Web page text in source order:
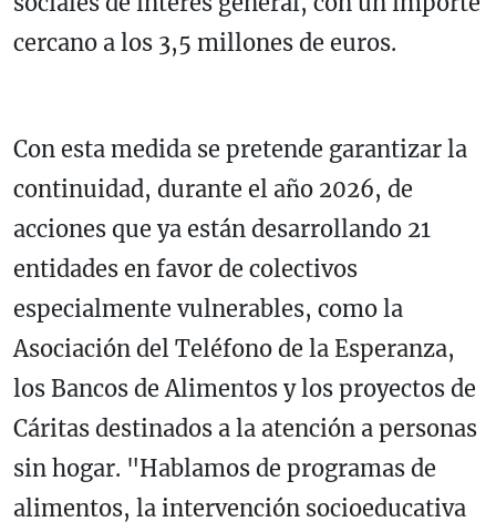
cercano a los 3,5 millones de euros.
Con esta medida se pretende garantizar la
continuidad, durante el año 2026, de
acciones que ya están desarrollando 21
entidades en favor de colectivos
especialmente vulnerables, como la
Asociación del Teléfono de la Esperanza,
los Bancos de Alimentos y los proyectos de
Cáritas destinados a la atención a personas
sin hogar. "Hablamos de programas de
alimentos, la intervención socioeducativa